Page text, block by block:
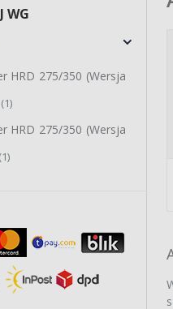
WG
HRD 275/350 (Wersja
(1)
HRD 275/350 (Wersja
(1)